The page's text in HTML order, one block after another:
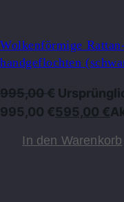
Wolkenförmige
handgeflochten
995,00€
995,00 €595,00 €
In den Warenkorb